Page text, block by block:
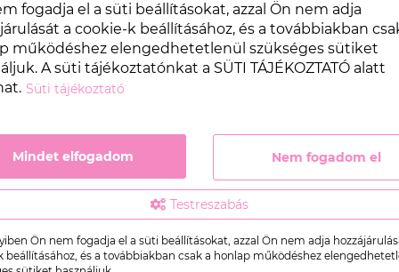
A TERMÉKET VETTÉK
fogadja el a süti beállításokat, azzal Ön nem adja
a cookie-k beállításához, és a továbbiakban
működéshez elengedhetetlenül szükséges sütiket
A süti tájékoztatónkat a SÜTI TÁJÉKOZTATÓ alatt
Süti tájékoztató
Mindet elfogadom Nem fogadom el
Testreszabás
Ön nem fogadja el a süti beállításokat, azzal Ön nem adja
beállításához, és a továbbiakban csak a honlap működéshez